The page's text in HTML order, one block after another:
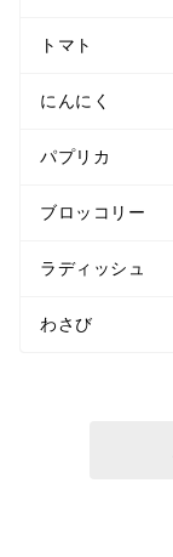
トマト
にんにく
パプリカ
ブロッコリー
ラディッシュ
わさび